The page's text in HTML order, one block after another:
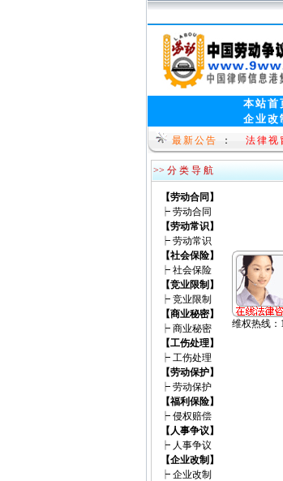
维权热线：13953175700
本站首
企业改
最新公告 ：
法律
热烈
>> 分 类 导 航
【劳动合同】
┝ 劳动合同
【劳动常识】
┝ 劳动常识
【社会保险】
┝ 社会保险
【竞业限制】
┝ 竞业限制
【商业秘密】
┝ 商业秘密
【工伤处理】
┝ 工伤处理
【劳动保护】
┝ 劳动保护
【福利保险】
┝ 侵权赔偿
【人事争议】
┝ 人事争议
【企业改制】
┝ 企业改制